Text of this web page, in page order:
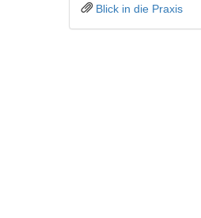
Blick in die Praxis